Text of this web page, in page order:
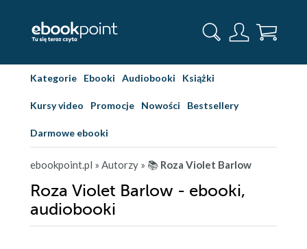
Kategorie Ebooki Audiobooki Książki
Kursy video Promocje Nowości Bestsellery
Darmowe ebooki
ebookpoint.pl » Autorzy » 📚 Roza Violet Barlow
Roza Violet Barlow - ebooki,
audiobooki